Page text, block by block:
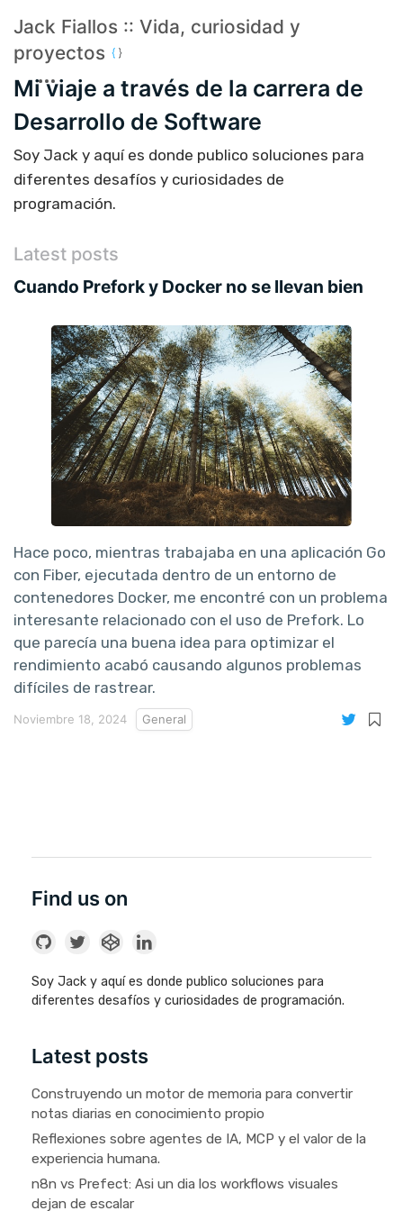
Jack Fiallos :: Vida, curiosidad y
proyectos
Mi viaje a través de la carrera de
Desarrollo de Software
Soy Jack y aquí es donde publico soluciones para
diferentes desafíos y curiosidades de
programación.
Latest posts
Cuando Prefork y Docker no se llevan bien
Hace poco, mientras trabajaba en una aplicación Go
con Fiber, ejecutada dentro de un entorno de
contenedores Docker, me encontré con un problema
interesante relacionado con el uso de Prefork. Lo
que parecía una buena idea para optimizar el
rendimiento acabó causando algunos problemas
difíciles de rastrear.
Noviembre 18, 2024 General
Find us on
Soy Jack y aquí es donde publico soluciones para
diferentes desafíos y curiosidades de programación.
Latest posts
Construyendo un motor de memoria para convertir
notas diarias en conocimiento propio
Reflexiones sobre agentes de IA, MCP y el valor de la
experiencia humana.
n8n vs Prefect: Asi un dia los workflows visuales
dejan de escalar